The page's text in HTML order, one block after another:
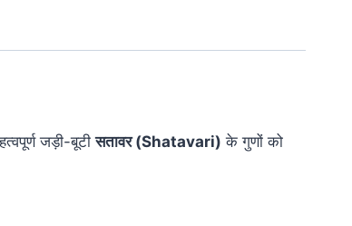
जड़ी-बूटीसतावर (Shatavari) के गुणों को